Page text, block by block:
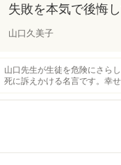
失敗を本気で後悔
山口久美子
山口先生が生徒を危険にさら
死に訴えかける名言です。幸